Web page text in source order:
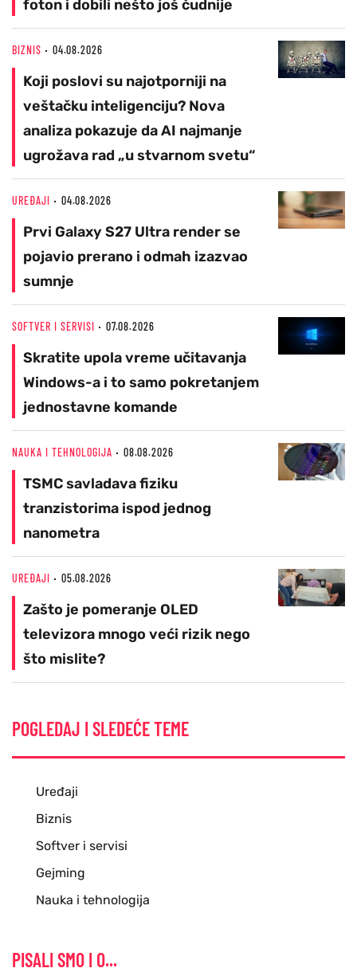
foton i dobili nešto još čudnije
BIZNIS 04.08.2026
Koji poslovi su najotporniji na
veštačku inteligenciju? Nova
analiza pokazuje da AI najmanje
ugrožava rad „u stvarnom svetu“
UREĐAJI 04.08.2026
Prvi Galaxy S27 Ultra render se
pojavio prerano i odmah izazvao
sumnje
SOFTVER I SERVISI 07.08.2026
Skratite upola vreme učitavanja
Windows-a i to samo pokretanjem
jednostavne komande
NAUKA I TEHNOLOGIJA 08.08.2026
TSMC savladava fiziku
tranzistorima ispod jednog
nanometra
UREĐAJI 05.08.2026
Zašto je pomeranje OLED
televizora mnogo veći rizik nego
što mislite?
POGLEDAJ I SLEDEĆE TEME
Uređaji
Biznis
Softver i servisi
Gejming
Nauka i tehnologija
PISALI SMO I O...